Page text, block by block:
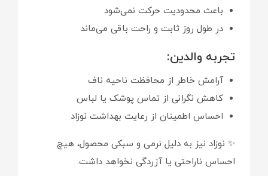
باعث محدودیت حرکت نمی‌شود
در طول روز ثابت و راحت باقی می‌ماند
تجربه والدین:
آرامش خاطر از محافظت ناحیه ناف
کاهش نگرانی از تماس پوشک یا لباس
احساس اطمینان از رعایت بهداشت نوزاد
✨ نوزاد نیز به دلیل نرمی و سبکی محصول، هیچ
احساس ناراحتی یا آزردگی نخواهد داشت.